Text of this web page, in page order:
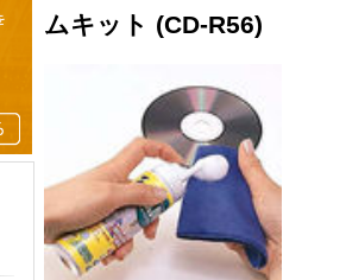
ムキット (CD-R56)